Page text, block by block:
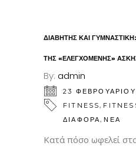
ΔΙΑΒΗΤΗΣ ΚΑΙ
ΤΗΣ «ΕΛΕΓΧΟΜΕΝΗΣ»
By: admin
23
FITNESS,
ΔΙΑΦΟΡΑ,ΝΕΑ
Κατά πόσο ωφελεί